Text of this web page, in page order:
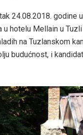
24.08.2018. godine
u hotelu Mellain u
na Tuzlanskom
budućnost, i